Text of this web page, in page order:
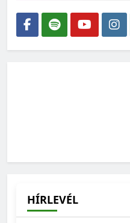
Lehet-e rendszerkritika
2026-07-27
2026-07-15
HÍRLEVÉL